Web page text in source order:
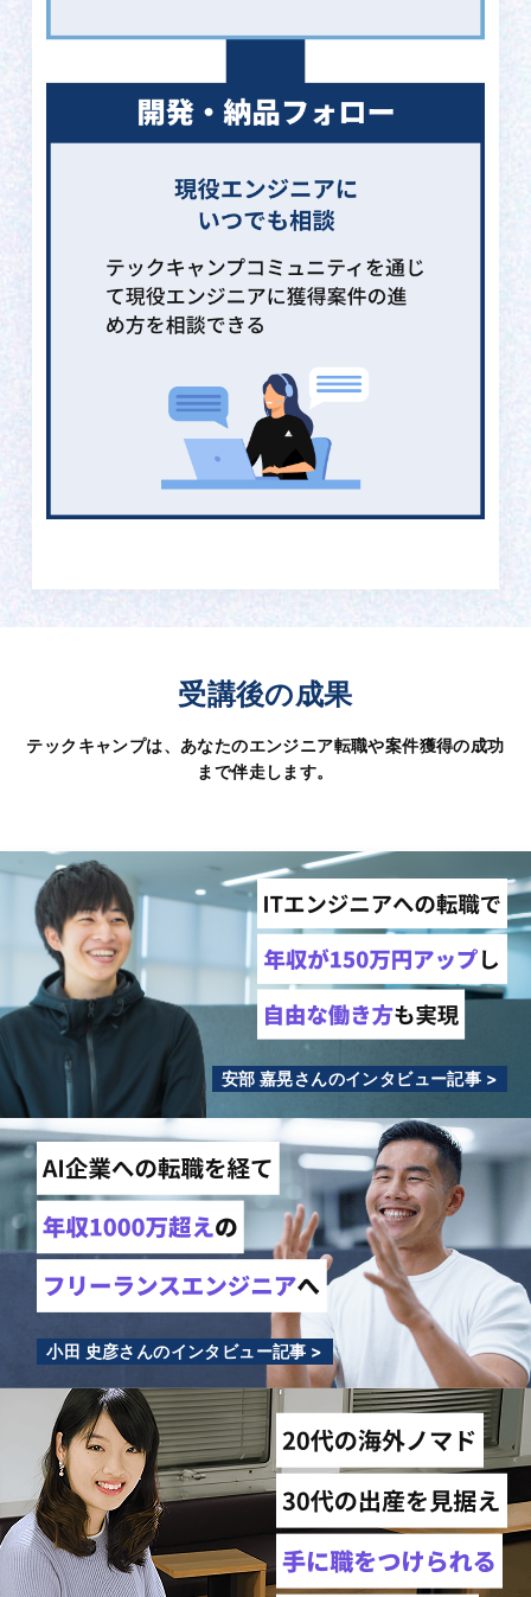
受講後の成果
テックキャンプは、あなたのエンジニア転職や案件獲得の成功
まで伴走します。
安部 嘉晃さんのインタビュー記事 >
小田 史彦さんのインタビュー記事 >